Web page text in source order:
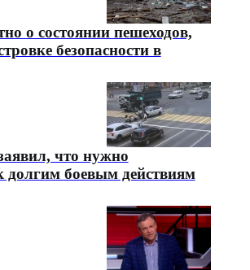
о состоянии пешеходов,
безопасности в
что нужно
долгим боевым действиям